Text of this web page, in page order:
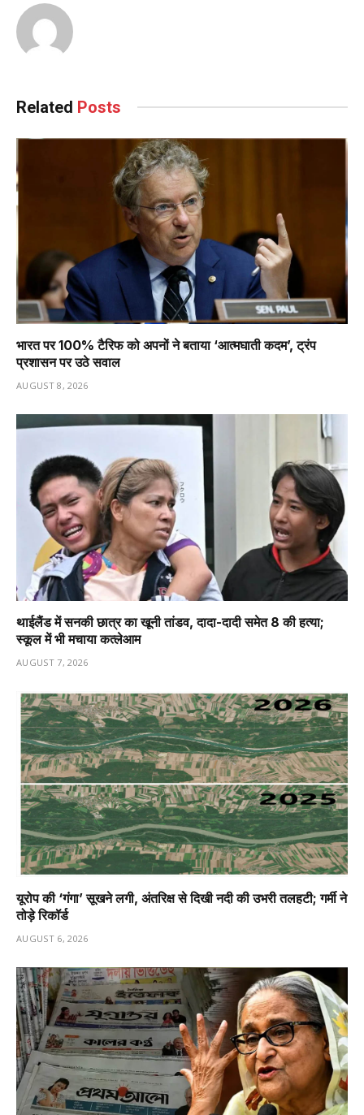
Related Posts
भारत पर 100% टैरिफ को अपनों ने बताया ‘आत्मघाती कदम’, ट्रंप
प्रशासन पर उठे सवाल
AUGUST 8, 2026
थाईलैंड में सनकी छात्र का खूनी तांडव, दादा-दादी समेत 8 की हत्या;
स्कूल में भी मचाया कत्लेआम
AUGUST 7, 2026
यूरोप की ‘गंगा’ सूखने लगी, अंतरिक्ष से दिखी नदी की उभरी तलहटी; गर्मी ने
तोड़े रिकॉर्ड
AUGUST 6, 2026